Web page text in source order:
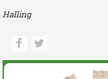
Halling